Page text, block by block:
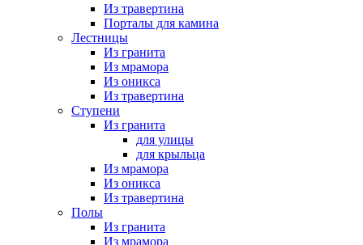
Из травертина
Порталы для камина
Лестницы
Из гранита
Из мрамора
Из оникса
Из травертина
Ступени
Из гранита
для улицы
для крыльца
Из мрамора
Из оникса
Из травертина
Полы
Из гранита
Из мрамора